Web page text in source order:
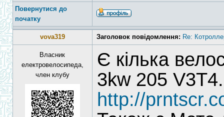
Повернутися до
початку
vova319 Заголовок повідомлення: Re:
Власник
електровелосипеда,
член клубу
Є кілька
3kw 205
http://